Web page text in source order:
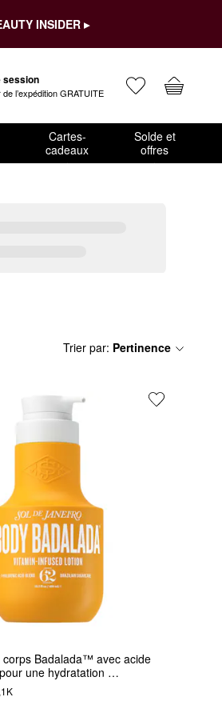
INSIDER ▸
session
l’expédition GRATUITE
Cartes-
cadeaux
Solde et
offres
Trier par: Pertinence
corps Badalada™ avec acide
une hydratation